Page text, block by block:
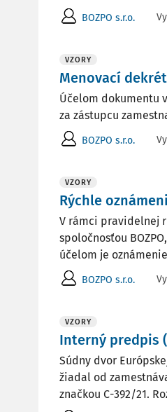
BOZPO s.r.o.
VZORY
Menovací
Účelom dokumentu
za zástupcu
BOZPO s.r.o.
VZORY
Rýchle
V rámci pravidelnej
spoločnosťou
účelom je
BOZPO s.r.o.
VZORY
Interný predpis
Súdny dvor
žiadal od
značkou C-392/21.